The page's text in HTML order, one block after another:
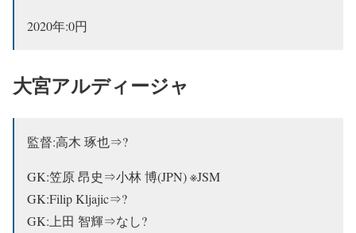
2020年:0円
大宮アルディージャ
監督:高木 琢也⇒?
GK:笠原 昂史⇒小林 博(JPN) ※JSM
GK:Filip Kljajic⇒?
GK:上田 智輝⇒なし?